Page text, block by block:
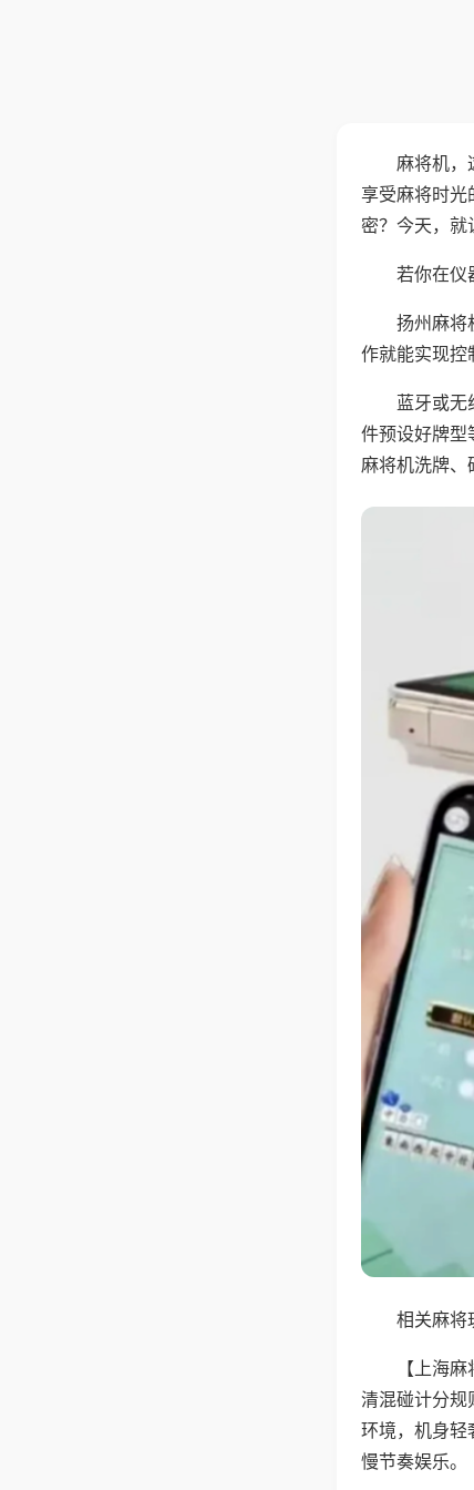
麻将机，
享受麻将时光
密？今天，就
若你在仪
扬州麻将
作就能实现控
蓝牙或无
件预设好牌型
麻将机洗牌、
相关麻将
【上海
清混碰计分规
环境，机身轻
慢节奏娱乐。